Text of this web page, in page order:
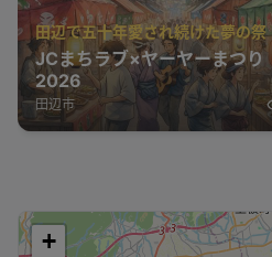
田辺で五十年愛され続けた夢の祭
JCまちラブ×ヤーヤーまつり
2026
田辺市
+